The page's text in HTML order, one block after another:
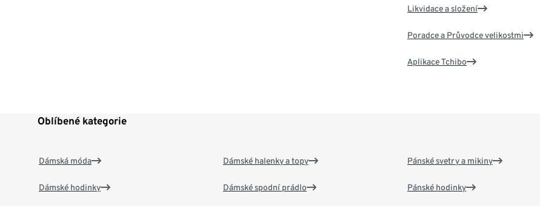
Likvidace a složení
Poradce a Průvodce velikostmi
Aplikace Tchibo
Oblíbené kategorie
Dámská móda
Dámské hodinky
Dámské halenky a topy
Dámské spodní prádlo
Pánské svetry a mikiny
Pánské hodinky